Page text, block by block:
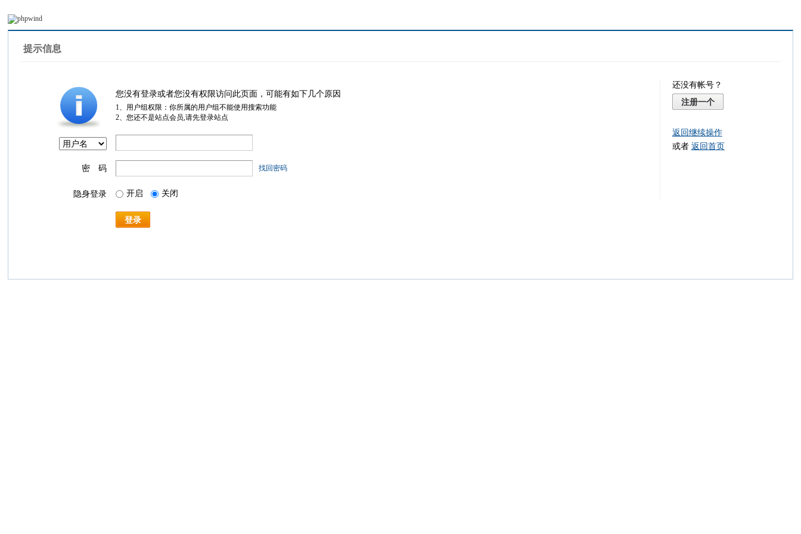
提示信息
您没有登录或者您没有权限访问此页面，可能有如下几个原因
1、用户组权限：你所属的用户组不能使用搜索功能
2、您还不是站点会员,请先登录站点
密 码 找回密码
隐身登录 开启 关闭
登录
还没有帐号？
注册一个
返回继续操作
或者 返回首页